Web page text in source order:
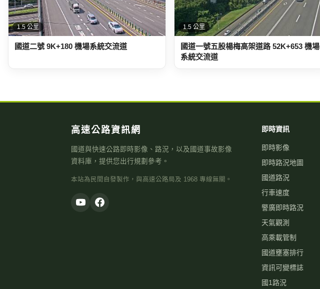
1.5 公里
國道二號 9K+180 機場系統交流道
1.5 公里
國道一號五股楊梅高架道路 52K+653 機場
系統交流道
高速公路資訊網
國道與快速公路即時影像、路況，以及國道事故影像
資料庫，提供您出行規劃參考。
本站為民間自發製作，與高速公路局及 1968 專線無關。
即時資訊
即時影像
即時路況地圖
國道路況
行車速度
警廣即時路況
天氣觀測
高乘載管制
國道壅塞排行
資訊可變標誌
國1路況